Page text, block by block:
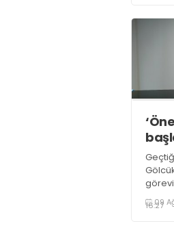
Yeni
09
16:27